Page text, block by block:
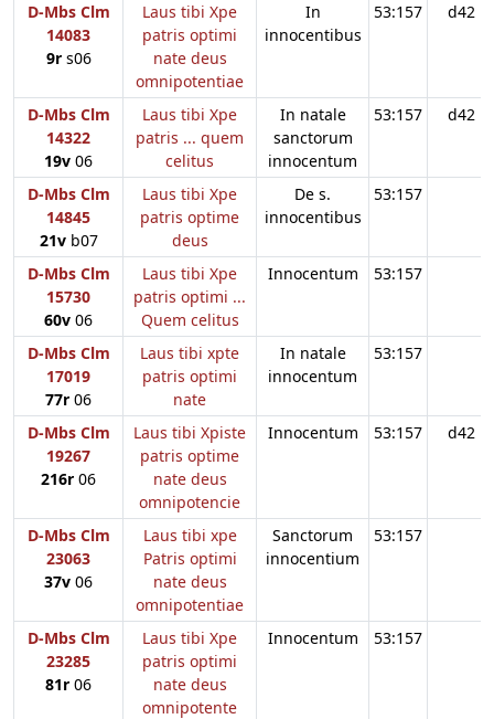
D-Mbs Clm
14083
9rs06
Laus tibi Xpe
patris optimi
nate deus
omnipotentiae
In
innocentibus
53:157 d42
D-Mbs Clm
14322
19v 06
Laus tibi Xpe
patris ... quem
celitus
In natale
sanctorum
innocentum
53:157 d42
D-Mbs Clm
14845
21vb07
Laus tibi Xpe
patris optime
deus
De s.
innocentibus
53:157
D-Mbs Clm
15730
60v 06
Laus tibi Xpe
patris optimi ...
Quem celitus
Innocentum 53:157
D-Mbs Clm
17019
77r 06
Laus tibi xpte
patris optimi
nate
In natale
innocentum
53:157
D-Mbs Clm
19267
216r 06
Laus tibi Xpiste
patris optime
nate deus
omnipotencie
Innocentum 53:157 d42
D-Mbs Clm
23063
37v 06
Laus tibi xpe
Patris optimi
nate deus
omnipotentiae
Sanctorum
innocentium
53:157
D-Mbs Clm
23285
81r 06
Laus tibi Xpe
patris optimi
nate deus
omnipotente
Innocentum 53:157